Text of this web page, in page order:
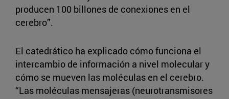
producen 100 billones de conexiones en el
cerebro”.
El catedrático ha explicado cómo funciona el
intercambio de información a nivel molecular y
cómo se mueven las moléculas en el cerebro.
“Las moléculas mensajeras (neurotransmisores